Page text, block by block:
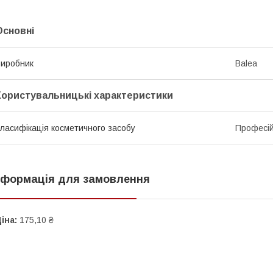
Balea
характеристики
косметичного засобу
для замовлення
175,10 ₴